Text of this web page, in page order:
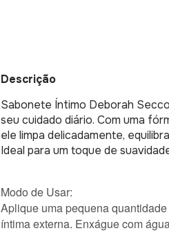
Descrição
Sabonete Íntimo Deborah
seu cuidado diário. Com uma
ele limpa delicadamente,
Ideal para um toque de
Modo de Usar:
Aplique uma pequena
íntima externa. Enxágue com